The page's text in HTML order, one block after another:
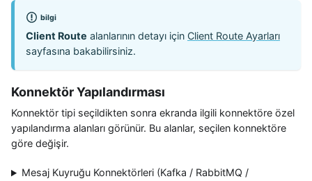
bilgi
Client Route alanlarının detayı için Client Route Ayarları
sayfasına bakabilirsiniz.
Konnektör Yapılandırması
Konnektör tipi seçildikten sonra ekranda ilgili konnektöre özel
yapılandırma alanları görünür. Bu alanlar, seçilen konnektöre
göre değişir.
Mesaj Kuyruğu Konnektörleri (Kafka / RabbitMQ /